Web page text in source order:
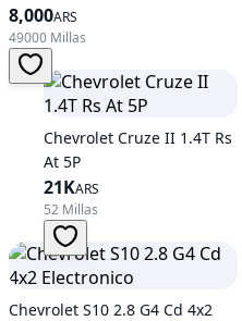
8,000ARS
49000 Millas
Chevrolet Cruze II 1.4T Rs
At 5P
21KARS
52 Millas
Chevrolet S10 2.8 G4 Cd 4x2